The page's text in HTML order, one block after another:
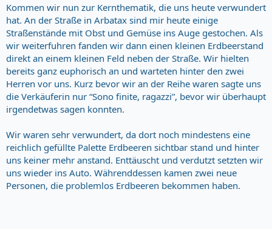
Kommen wir nun zur Kernthematik, die uns heute verwundert
hat. An der Straße in Arbatax sind mir heute einige
Straßenstände mit Obst und Gemüse ins Auge gestochen. Als
wir weiterfuhren fanden wir dann einen kleinen Erdbeerstand
direkt an einem kleinen Feld neben der Straße. Wir hielten
bereits ganz euphorisch an und warteten hinter den zwei
Herren vor uns. Kurz bevor wir an der Reihe waren sagte uns
die Verkäuferin nur “Sono finite, ragazzi”, bevor wir überhaupt
irgendetwas sagen konnten.
Wir waren sehr verwundert, da dort noch mindestens eine
reichlich gefüllte Palette Erdbeeren sichtbar stand und hinter
uns keiner mehr anstand. Enttäuscht und verdutzt setzten wir
uns wieder ins Auto. Währenddessen kamen zwei neue
Personen, die problemlos Erdbeeren bekommen haben.